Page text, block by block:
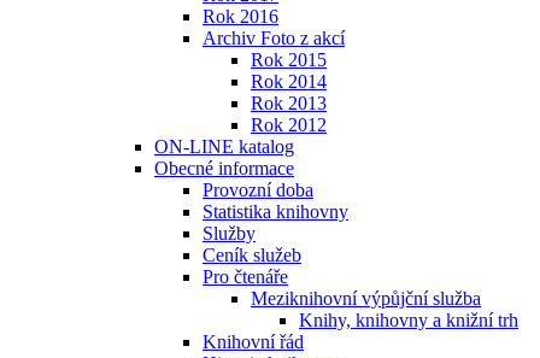
Rok 2016
Archiv Foto z akcí
Rok 2015
Rok 2014
Rok 2013
Rok 2012
ON-LINE katalog
Obecné informace
Provozní doba
Statistika knihovny
Služby
Ceník služeb
Pro čtenáře
Meziknihovní výpůjční služba
Knihy, knihovny a knižní trh
Knihovní řád